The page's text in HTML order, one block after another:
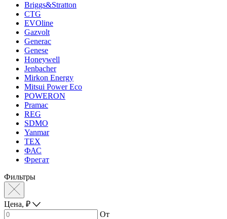
Briggs&Stratton
CTG
EVOline
Gazvolt
Generac
Genese
Honeywell
Jenbacher
Mirkon Energy
Mitsui Power Eco
POWERON
Pramac
REG
SDMO
Yanmar
ТЕХ
ФАС
Фрегат
Фильтры
Цена, ₽
От